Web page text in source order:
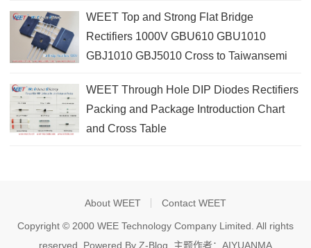
WEET Top and Strong Flat Bridge
Rectifiers 1000V GBU610 GBU1010
GBJ1010 GBJ5010 Cross to Taiwansemi
WEET Through Hole DIP Diodes Rectifiers
Packing and Package Introduction Chart
and Cross Table
About WEET Contact WEET
Copyright © 2000 WEE Technology Company Limited. All rights
reserved. Powered By Z-Blog . 主题作者： AIYUANMA